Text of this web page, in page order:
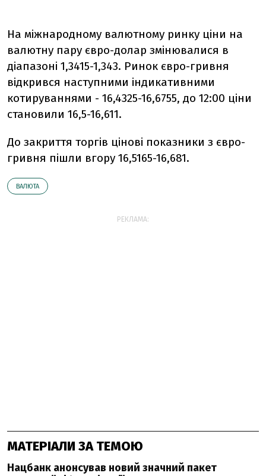
На міжнародному валютному ринку ціни на
валютну пару євро-долар змінювалися в
діапазоні 1,3415-1,343. Ринок євро-гривня
відкрився наступними індикативними
котируваннями - 16,4325-16,6755, до 12:00 ціни
становили 16,5-16,611.
До закриття торгів цінові показники з євро-
гривня пішли вгору 16,5165-16,681.
ВАЛЮТА
РЕКЛАМА:
МАТЕРІАЛИ ЗА ТЕМОЮ
Нацбанк анонсував новий значний пакет